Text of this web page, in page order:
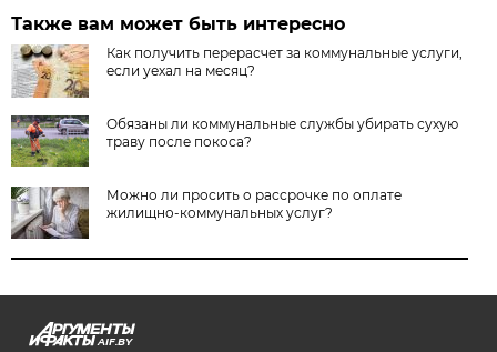
Также вам может быть интересно
Как получить перерасчет за коммунальные услуги,
если уехал на месяц?
Обязаны ли коммунальные службы убирать сухую
траву после покоса?
Можно ли просить о рассрочке по оплате
жилищно-коммунальных услуг?
AIF.BY